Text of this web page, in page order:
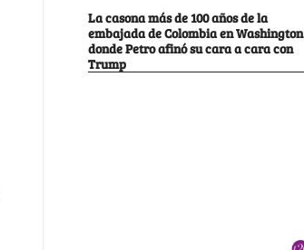
La casona más de 100 años de la
embajada de Colombia en Washington
donde Petro afinó su cara a cara con
Trump